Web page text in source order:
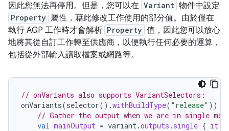
因此您無法再停用。但是，您可以在 Variant 物件中設定
Property 屬性，藉此修改工作使用的部分值。由於僅在
執行 AGP 工作時才會解析 Property 值，因此您可以放心
地將其從自訂工作轉至供應商，以便執行任何必要的運算，
包括從外部輸入讀取檔案或網路等。
// onVariants also supports VariantSelectors:
onVariants(selector().withBuildType( "release" ))
// Gather the output when we are in single
val mainOutput = variant.outputs . single { it.